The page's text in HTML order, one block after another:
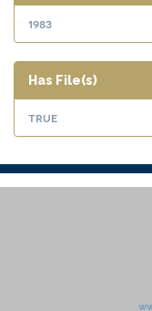
1983
Has File(s)
true